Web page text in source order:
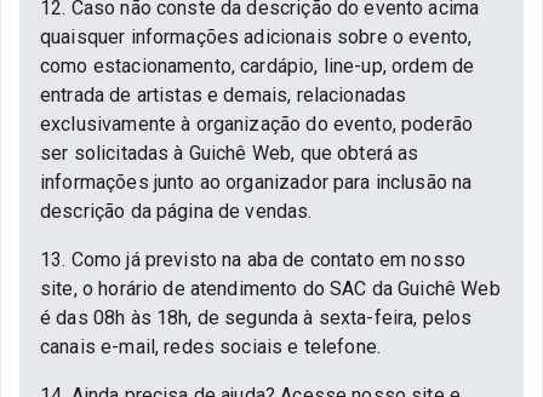
12. Caso não conste da descrição do evento acima
quaisquer informações adicionais sobre o evento,
como estacionamento, cardápio, line-up, ordem de
entrada de artistas e demais, relacionadas
exclusivamente à organização do evento, poderão
ser solicitadas à Guichê Web, que obterá as
informações junto ao organizador para inclusão na
descrição da página de vendas.
13. Como já previsto na aba de contato em nosso
site, o horário de atendimento do SAC da Guichê Web
é das 08h às 18h, de segunda à sexta-feira, pelos
canais e-mail, redes sociais e telefone.